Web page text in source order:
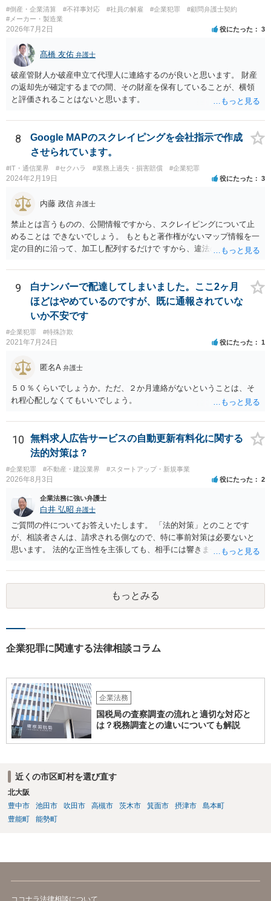
ないことを、法的根拠と共に冷静に主張する。 「刑事訴訟」との主張
に対して: 本件は、契約の履行や返金を巡る民事上の紛争であり、貴社
があったとは考えにくく、刑事事件として立件される可能性は極めて
低いと思われます。 3. 警察からの連絡について 警察は「民事不介
入」を原則としており、契約トラブルなどの個人間の紛争に介入する
ことはありません。しかし、事件性があるかどうかを判断するため
に、関係者から事情を聴くことがあります。その場合には誠実な事実
ら破産を依頼している申立代理人に説明し、申立代理人から裁判所
（破産管財人）に説明してもらうのが通常の流れです。 申立代理人は
先代社長と関係があるとのことですが、すくなくとも相談者様から申
立代理人にしっかりと伝えて、申立代理人がどう対応するのか確認し
ておいたほうがいいと思います。
#倒産・企業清算 #不祥事対応 #社員の解雇 #企業犯罪
#顧問弁護士契約
#メーカー・製造業
2026年7月2日 役にたった 3
髙橋 友佑 弁護士
破産管財人か破産申立て代理人に連絡するのが良いと思います。 財産
の返却先が確定するまでの間、その財産を保有していることが、横領
と評価されることはないと思います。
8
Google MAPのスクレイピングを会社指示で作成
させられています。
#IT・通信業界 #セクハラ #業務上過失・損害賠償 #企業犯罪
2024年2月19日 役にたった 3
内藤 政信 弁護士
禁止とは言うものの、公開情報ですから、スクレイピングについて止
めることは できないでしょう。 もともと著作権がないマップ情報を一
定の目的に沿って、加工し配列するだけで すから、違法の問題は生じ
した会社ですね。（私見）
9
白ナンバーで配達してしまいました。ここ2ヶ月
ほどはやめているのですが、既に通報されていな
いか不安です
#企業犯罪 #特殊詐欺
2021年7月24日 役にたった 1
匿名A 弁護士
５０％くらいでしょうか。ただ、２か月連絡がないということは、そ
れ程心配しなくてもいいでしょう。
10
無料求人広告サービスの自動更新有料化に関する
法的対策は？
#企業犯罪 #不動産・建設業界 #スタートアップ・新規事業
2026年8月3日 役にたった 2
企業法務に強い弁護士
白井 弘昭 弁護士
ご質問の件についてお答えいたします。 「法的対策」とのことです
が、相談者さんは、請求される側なので、特に事前対策は必要ないと
思います。 法的な正当性を主張しても、相手には響きません。そもそ
的手段として裁判（おそらく少額訴訟）をするかどうかの問題ですの
で、訴訟を提起してきたら粛々と対応することになります。 少額訴訟
は、１人（１社）年間１０回までしかできないので、こちらが毅然と
支払いを拒否すれば、少額訴訟を提起する可能性は、低いものと思わ
すと、押し負けて支払うかもと考えますので、弁護士に依頼するなど
応、弁護士に依頼して同様の対応、裁判してきたら、従業員にて粛々
と対応のどれかを選択することになります。 以上、ご参考まで。
もっとみる
企業犯罪に関連する法律相談コラム
企業法務
国税局の査察調査の流れと適切な対応と
は？税務調査との違いについても解説
近くの市区町村を選び直す
北大阪
豊中市
池田市 吹田市 高槻市 茨木市 箕面市 摂津市
島本町
豊能町
能勢町